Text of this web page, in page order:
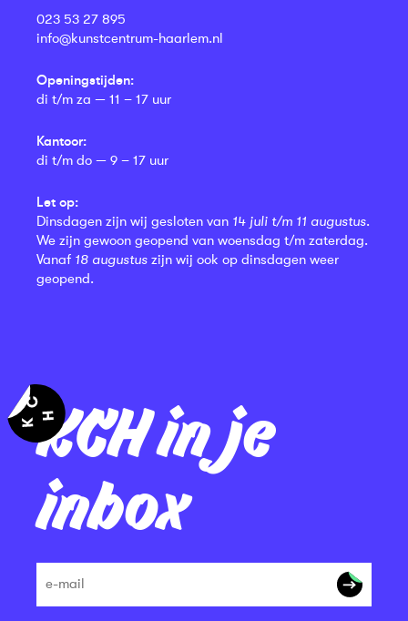
KCH in je
inbox
023 53 27 895
info@kunstcentrum-haarlem.nl
Openingstijden:
di t/m za — 11 – 17 uur
Kantoor:
di t/m do — 9 – 17 uur
Let op:
Dinsdagen zijn wij gesloten van 14 juli t/m 11 augustus.
We zijn gewoon geopend van woensdag t/m zaterdag.
Vanaf 18 augustus zijn wij ook op dinsdagen weer
geopend.